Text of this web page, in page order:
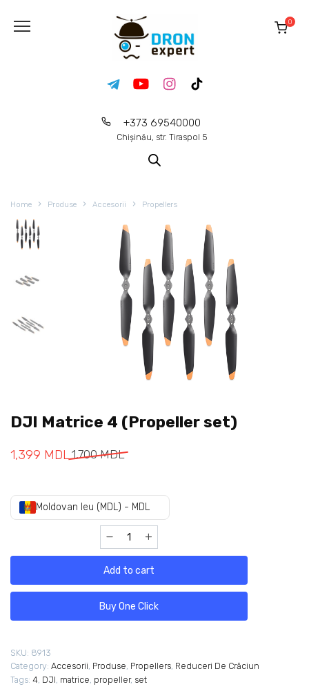
+373 69540000
Chișinău, str. Tiraspol 5
0
Home Produse Accesorii Propellers
DJI Matrice 4 (Propeller set)
1,700MDL
1,399 MDL
Moldovan leu (MDL) - MDL
Add to cart
Buy One Click
SKU: 8913
Category: Accesorii, Produse, Propellers, ‎Reduceri De Crăciun
Tags: 4 DJI matrice propeller, set